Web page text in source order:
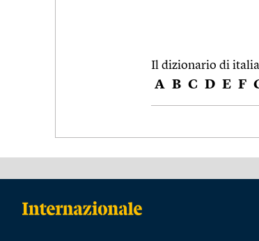
Il dizionario di
A B C D E F